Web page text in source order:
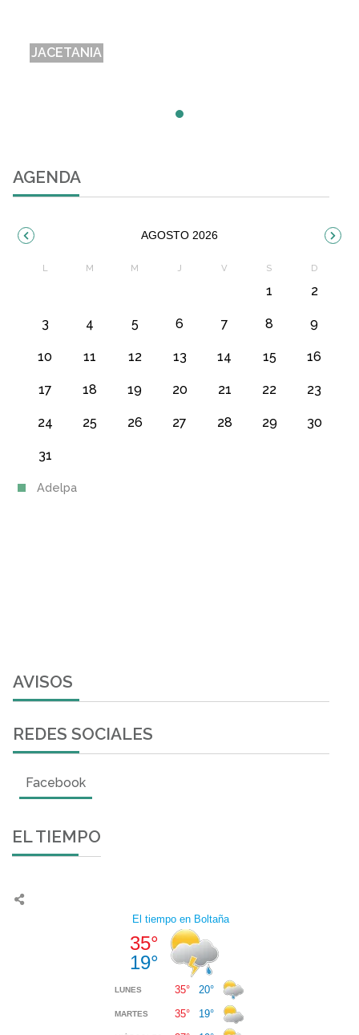
JACETANIA
AGENDA
AGOSTO 2026
1 2
3 4 5 6 7 8 9
10 11 12 13 14 15 16
17 18 19 20 21 22 23
24 25 26 27 28 29 30
31
Adelpa
AVISOS
REDES SOCIALES
Facebook
EL TIEMPO